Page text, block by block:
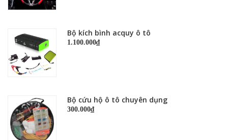
Bộ kích bình acquy ô tô
1.100.000₫
Bộ cứu hộ ô tô chuyên dụng
300.000₫